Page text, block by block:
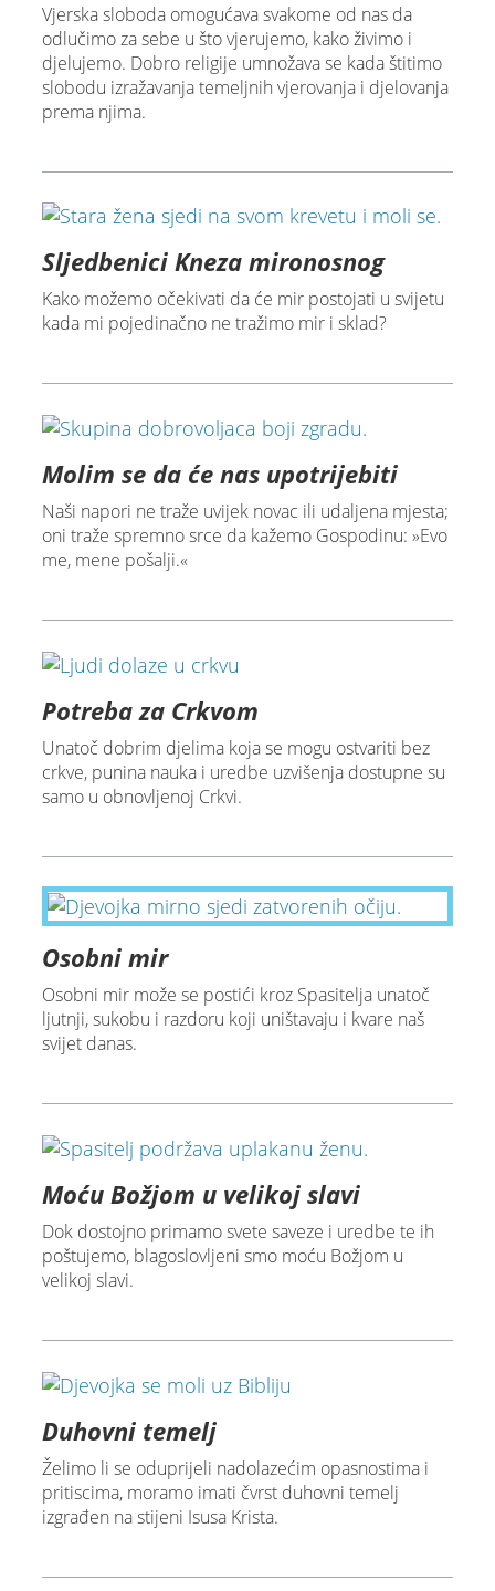
Vjerska sloboda omogućava svakome od nas da
odlučimo za sebe u što vjerujemo, kako živimo i
djelujemo. Dobro religije umnožava se kada štitimo
slobodu izražavanja temeljnih vjerovanja i djelovanja
prema njima.
Sljedbenici Kneza mironosnog
Kako možemo očekivati da će mir postojati u svijetu
kada mi pojedinačno ne tražimo mir i sklad?
Molim se da će nas upotrijebiti
Naši napori ne traže uvijek novac ili udaljena mjesta;
oni traže spremno srce da kažemo Gospodinu: »Evo
me, mene pošalji.«
Potreba za Crkvom
Unatoč dobrim djelima koja se mogu ostvariti bez
crkve, punina nauka i uredbe uzvišenja dostupne su
samo u obnovljenoj Crkvi.
Osobni mir
Osobni mir može se postići kroz Spasitelja unatoč
ljutnji, sukobu i razdoru koji uništavaju i kvare naš
svijet danas.
Moću Božjom u velikoj slavi
Dok dostojno primamo svete saveze i uredbe te ih
poštujemo, blagoslovljeni smo moću Božjom u
velikoj slavi.
Duhovni temelj
Želimo li se oduprijeli nadolazećim opasnostima i
pritiscima, moramo imati čvrst duhovni temelj
izgrađen na stijeni Isusa Krista.